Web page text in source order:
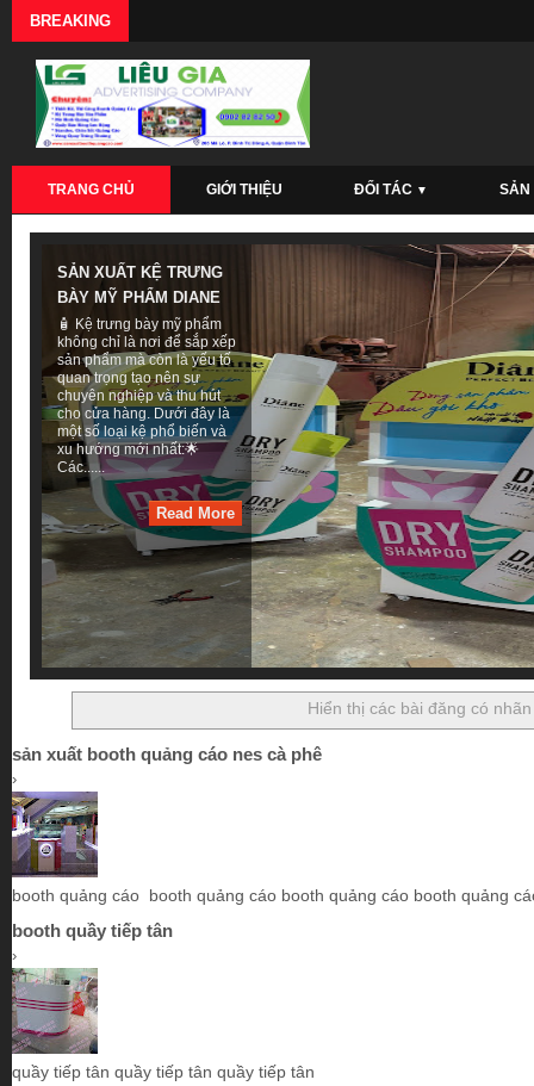
BREAKING
TRANG CHỦ GIỚI THIỆU ĐỐI TÁC ▼ SẢN
SẢN XUẤT KỆ TRƯNG
BÀY MỸ PHẨM DIANE
🧴 Kệ trưng bày mỹ phẩm
không chỉ là nơi để sắp xếp
sản phẩm mà còn là yếu tố
quan trọng tạo nên sự
chuyên nghiệp và thu hút
cho cửa hàng. Dưới đây là
một số loại kệ phổ biến và
xu hướng mới nhất:🌟
Các......
Read More
Hiển thị các bài đăng có
sản xuất booth quảng cáo nes cà phê
›
booth quảng cáo booth quảng cáo booth quảng cáo booth quảng
booth quầy tiếp tân
›
quầy tiếp tân quầy tiếp tân quầy tiếp tân